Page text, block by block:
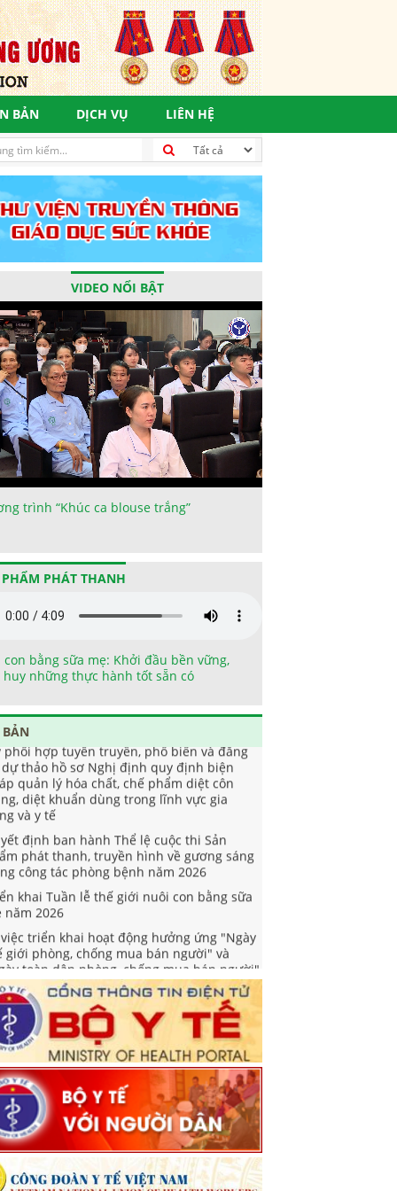
BẢN DỊCH VỤ LIÊN HỆ
phát triển bền vững, vì một tương lai tươi sáng
VIDEO NỔI BẬT
trình “Khúc ca blouse trắng”
PHÁT THANH
con bằng sữa mẹ: Khởi đầu bền vững,
huy những thực hành tốt sẵn có
phối hợp tuyên truyền, phổ biến và đăng
thảo hồ sơ Nghị định quy định biện
quản lý hóa chất, chế phẩm diệt côn
diệt khuẩn dùng trong lĩnh vực gia
và y tế
định ban hành Thể lệ cuộc thi Sản
phát thanh, truyền hình về gương sáng
công tác phòng bệnh năm 2026
khai Tuần lễ thế giới nuôi con bằng sữa
năm 2026
việc triển khai hoạt động hưởng ứng "Ngày
giới phòng, chống mua bán người" và
toàn dân phòng, chống mua bán người"
2026
định Phê duyệt Kế hoạch triển khai
vụ khám sức khoẻ định kỳ hoặc khám
lọc miễn phí ít nhất mỗi năm một lần cho
dân
thị về việc tổ chức khám sức khỏe định kỳ
khám sàng lọc miễn phí cho người dân
cường công tác truyền thông phòng,
bệnh viêm não vi rút và viêm não Nhật
hợp tuyên truyền, phổ biến và đăng tải
hồ sơ Nghị định quy định biện pháp